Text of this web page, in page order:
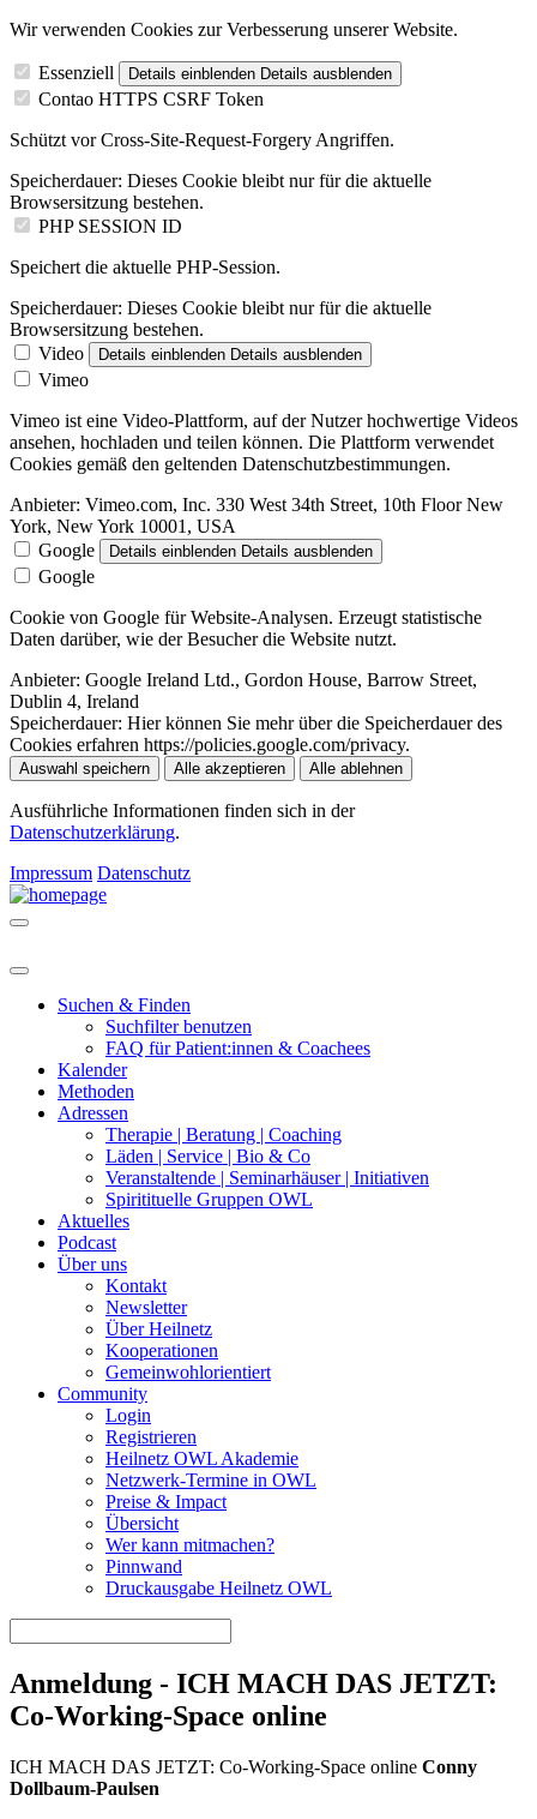
Wir verwenden Cookies zur Verbesserung unserer Website.
Essenziell Details einblenden Details ausblenden
Contao HTTPS CSRF Token
Schützt vor Cross-Site-Request-Forgery Angriffen.
Speicherdauer: Dieses Cookie bleibt nur für die aktuelle
Browsersitzung bestehen.
PHP SESSION ID
Speichert die aktuelle PHP-Session.
Speicherdauer: Dieses Cookie bleibt nur für die aktuelle
Browsersitzung bestehen.
Video
Details einblenden Details ausblenden
Vimeo
Vimeo ist eine Video-Plattform, auf der Nutzer hochwertige Videos
ansehen, hochladen und teilen können. Die Plattform verwendet
Cookies gemäß den geltenden Datenschutzbestimmungen.
Anbieter: Vimeo.com, Inc. 330 West 34th Street, 10th Floor New
York, New York 10001, USA
Google
Details einblenden Details ausblenden
Google
Cookie von Google für Website-Analysen. Erzeugt statistische
Daten darüber, wie der Besucher die Website nutzt.
Anbieter: Google Ireland Ltd., Gordon House, Barrow Street,
Dublin 4, Ireland
Speicherdauer: Hier können Sie mehr über die Speicherdauer des
Cookies erfahren https://policies.google.com/privacy.
Auswahl speichern Alle akzeptieren Alle ablehnen
Ausführliche Informationen finden sich in der
Datenschutzerklärung.
Impressum Datenschutz
Suchen & Finden
Suchfilter benutzen
FAQ für Patient:innen & Coachees
Kalender
Methoden
Adressen
Therapie | Beratung | Coaching
Läden | Service | Bio & Co
Veranstaltende | Seminarhäuser | Initiativen
Spiritituelle Gruppen OWL
Aktuelles
Podcast
Über uns
Kontakt
Newsletter
Über Heilnetz
Kooperationen
Gemeinwohlorientiert
Community
Login
Registrieren
Heilnetz OWL Akademie
Netzwerk-Termine in OWL
Preise & Impact
Übersicht
Wer kann mitmachen?
Pinnwand
Druckausgabe Heilnetz OWL
Anmeldung - ICH MACH DAS JETZT:
Co-Working-Space online
ICH MACH DAS JETZT: Co-Working-Space online Conny
Dollbaum-Paulsen